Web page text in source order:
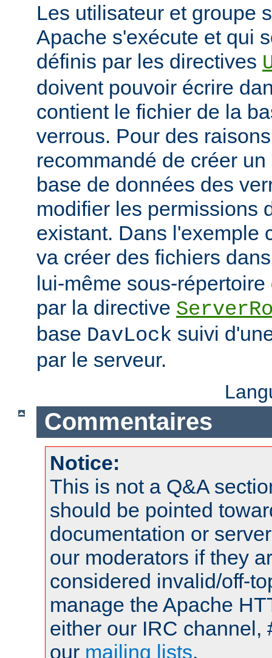
Les utilisateur et groupe
Apache s'exécute et qui
définis par les directives
doivent pouvoir écrire
contient le fichier de la
verrous. Pour des
recommandé de créer
base de données des
modifier les permissions
existant. Dans l'exemple
va créer des fichiers
lui-même sous-
par la directive
base DavLock suivi
par le serveur.
Commentaires
Notice:
This is not a Q&A
should be pointed
documentation or
our moderators if they
considered invalid/off-
manage the Apache
either our IRC channel,
our mailing lists.